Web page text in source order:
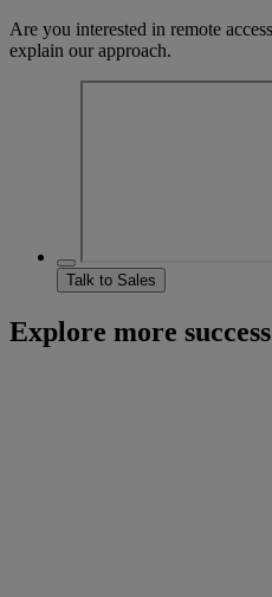
Are you interested in remote
explain our approach.
Talk to Sales
Explore more